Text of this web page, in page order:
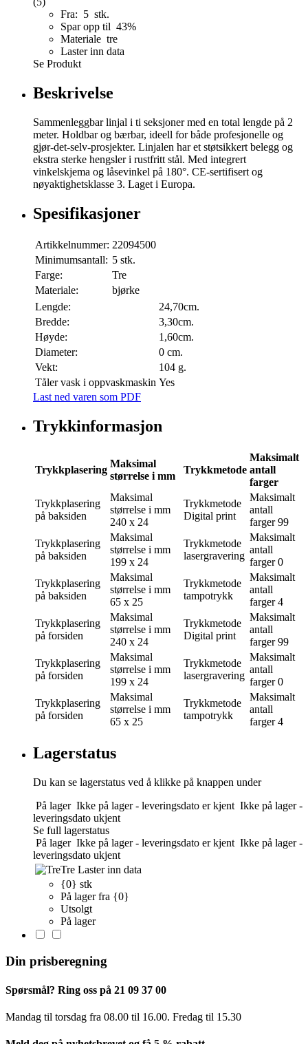
Fra: 5 stk.
Spar opp til 43%
Materiale tre
Laster inn data
Se Produkt
Beskrivelse
Sammenleggbar linjal i ti seksjoner med en total lengde på 2
meter. Holdbar og bærbar, ideell for både profesjonelle og
gjør-det-selv-prosjekter. Linjalen har et støtsikkert belegg og
ekstra sterke hengsler i rustfritt stål. Med integrert
vinkelskjema og låsevinkel på 180°. CE-sertifisert og
nøyaktighetsklasse 3. Laget i Europa.
Spesifikasjoner
Artikkelnummer: 22094500
Minimumsantall: 5 stk.
Farge:
Tre
Materiale:
bjørke
Lengde:
24,70cm.
Bredde:
3,30cm.
Høyde:
1,60cm.
Diameter:
0 cm.
Vekt:
104 g.
Tåler vask i oppvaskmaskin Yes
Last ned varen som PDF
Trykkinformasjon
Trykkplasering
Maksimal
størrelse i mm
Trykkmetode
Maksimalt
antall
farger
Trykkplasering
på baksiden
Maksimal
størrelse i mm
240 x 24
Trykkmetode
Digital print
Maksimalt
antall
farger 99
Trykkplasering
på baksiden
Maksimal
størrelse i mm
199 x 24
Trykkmetode
lasergravering
Maksimalt
antall
farger 0
Trykkplasering
på baksiden
Maksimal
størrelse i mm
65 x 25
Trykkmetode
tampotrykk
Maksimalt
antall
farger 4
Trykkplasering
på forsiden
Maksimal
størrelse i mm
240 x 24
Trykkmetode
Digital print
Maksimalt
antall
farger 99
Trykkplasering
på forsiden
Maksimal
størrelse i mm
199 x 24
Trykkmetode
lasergravering
Maksimalt
antall
farger 0
Trykkplasering
på forsiden
Maksimal
størrelse i mm
65 x 25
Trykkmetode
tampotrykk
Maksimalt
antall
farger 4
Lagerstatus
Du kan se lagerstatus ved å klikke på knappen under
På lager Ikke på lager - leveringsdato er kjent Ikke på lager -
leveringsdato ukjent
Se full lagerstatus
På lager Ikke på lager - leveringsdato er kjent Ikke på lager -
leveringsdato ukjent
Tre Laster inn data
{0} stk
På lager fra {0}
Utsolgt
På lager
Din prisberegning
Spørsmål? Ring oss på 21 09 37 00
Mandag til torsdag ​​fra 08.00 til 16.00. Fredag til 15.30